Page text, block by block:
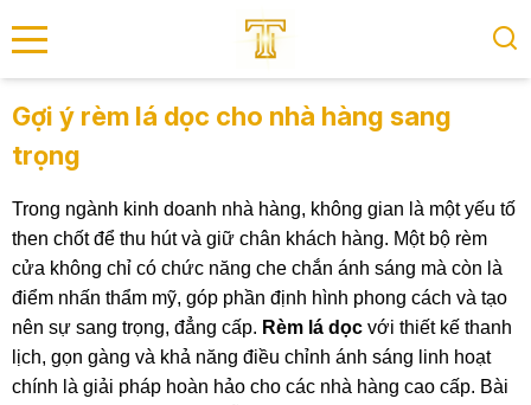
menu
Gợi ý rèm lá dọc cho nhà hàng sang
trọng
Trong ngành kinh doanh nhà hàng, không gian là một yếu tố
then chốt để thu hút và giữ chân khách hàng. Một bộ rèm
cửa không chỉ có chức năng che chắn ánh sáng mà còn là
điểm nhấn thẩm mỹ, góp phần định hình phong cách và tạo
nên sự sang trọng, đẳng cấp. Rèm lá dọc với thiết kế thanh
lịch, gọn gàng và khả năng điều chỉnh ánh sáng linh hoạt
chính là giải pháp hoàn hảo cho các nhà hàng cao cấp. Bài